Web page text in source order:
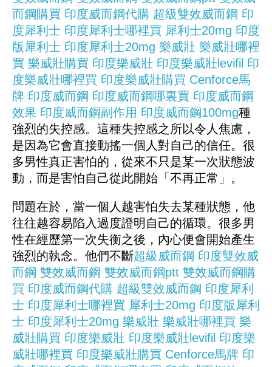
而鋼購買 印度威而鋼代購 超級雙效威而鋼 印
度犀利士 印度犀利士哪裡買 犀利士20mg 印度
版犀利士 印度犀利士20mg 樂威壯 樂威壯哪裡
買 樂威壯購買 印度樂威壯 印度樂威壯levifil 印
度樂威壯哪裡買 印度樂威壯購買 Cenforce馬
牌 印度威而鋼 印度威而鋼哪裏買 印度威而鋼
效果 印度威而鋼副作用 印度威而鋼100mg種
強烈的失控感。這種失控感之所以令人焦慮，
是因為它會直接動搖一個人對自己的信任。很
多男性真正害怕的，從來不只是某一次狀態波
動，而是害怕自己從此開始「不再正常」。
問題在於，當一個人越害怕失去某種狀態，他
往往越容易陷入過度證明自己的循環。很多男
性在經歷第一次失衡之後，內心便會開始產生
強烈的執念。他們不斷超級威而鋼 印度雙效威
而鋼 雙效威而鋼 雙效威而鋼ptt 雙效威而鋼購
買 印度威而鋼代購 超級雙效威而鋼 印度犀利
士 印度犀利士哪裡買 犀利士20mg 印度版犀利
士 印度犀利士20mg 樂威壯 樂威壯哪裡買 樂
威壯購買 印度樂威壯 印度樂威壯levifil 印度樂
威壯哪裡買 印度樂威壯購買 Cenforce馬牌 印